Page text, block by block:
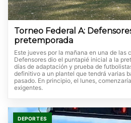
Torneo Federal A:
pretemporada
Este jueves por la mañana en una de las
Defensores dio el puntapié inicial a la
días de adaptación y prueba de
definitivo a un plantel que tendrá varias
pasado. En principio, el lunes,
exigentes.
DEPORTES